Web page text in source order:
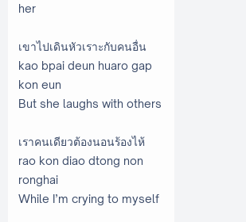
her
เขาไปเดินหัวเราะกับคนอื่น
kao bpai deun huaro gap
kon eun
But she laughs with others
เราคนเดียวต้องนอนร้องไห้
rao kon diao dtong non
ronghai
While I’m crying to myself